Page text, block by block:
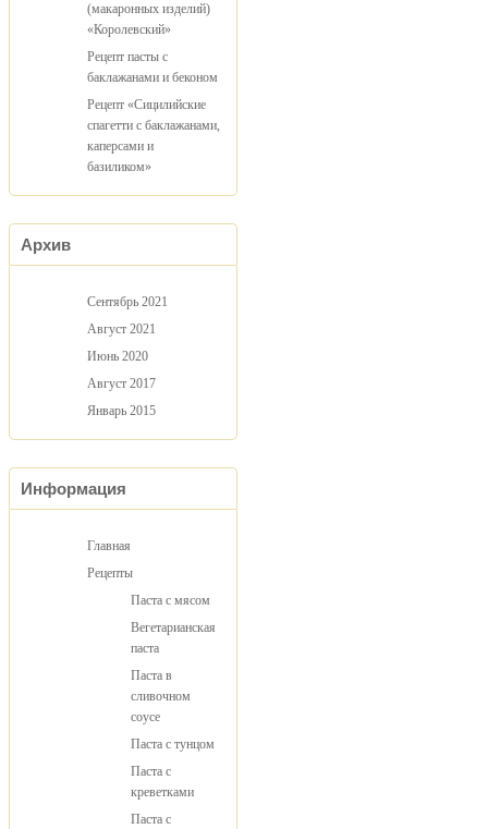
(макаронных изделий)
«Королевский»
Рецепт пасты с
баклажанами и беконом
Рецепт «Сицилийские
спагетти с баклажанами,
каперсами и
базиликом»
Архив
Сентябрь 2021
Август 2021
Июнь 2020
Август 2017
Январь 2015
Информация
Главная
Рецепты
Паста с мясом
Вегетарианская
паста
Паста в
сливочном
соусе
Паста с тунцом
Паста с
креветками
Паста с